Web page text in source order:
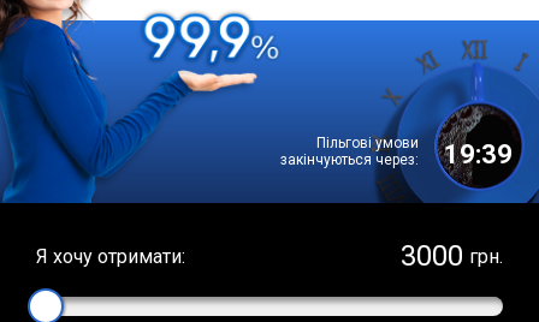
Пільгові умови
закінчуються через:
19:38
Я хочу отримати: грн.